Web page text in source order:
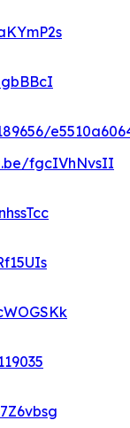
fgcIVhNvsII